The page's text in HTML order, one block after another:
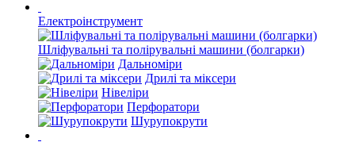
Електроінструмент
Шліфувальні та полірувальні машини (болгарки)
Дальноміри
Дрилі та міксери
Нівеліри
Перфоратори
Шурупокрути